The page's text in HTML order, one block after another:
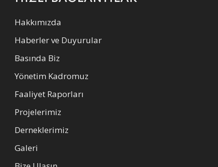
Hakkımızda
Haberler ve Duyurular
Basında Biz
Yönetim Kadromuz
Faaliyet Raporları
Projelerimiz
Derneklerimiz
Galeri